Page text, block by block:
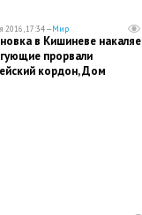
2016, 17:34 —Мир
в Кишиневе
прорвали
кордон, Дом